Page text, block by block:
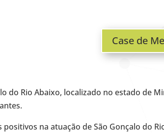
Case de
do Rio Abaixo, localizado no estado de
na atuação de São Gonçalo do